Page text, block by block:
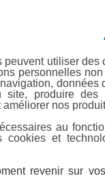
peuvent utiliser
personnelles
site, produire des
nos
au
cookies et
revenir sur